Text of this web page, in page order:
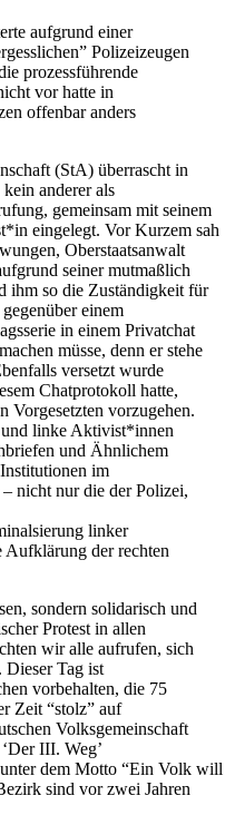
aufgrund einer
Polizeizeugen
prozessführende
vor hatte in
offenbar anders
(StA) überrascht in
anderer als
gemeinsam mit seinem
eingelegt. Vor Kurzem sah
Oberstaatsanwalt
seiner mutmaßlich
ihm so die Zuständigkeit für
einem
in einem Privatchat
müsse, denn er stehe
versetzt wurde
Chatprotokoll hatte,
Vorgesetzten vorzugehen.
linke Aktivist*innen
und Ähnlichem
im
nicht nur die der Polizei,
linker
Aufklärung der rechten
sondern solidarisch und
Protest in allen
wir alle aufrufen, sich
Dieser Tag ist
vorbehalten, die 75
Zeit “stolz” auf
Volksgemeinschaft
III. Weg’
dem Motto “Ein Volk will
sind vor zwei Jahren